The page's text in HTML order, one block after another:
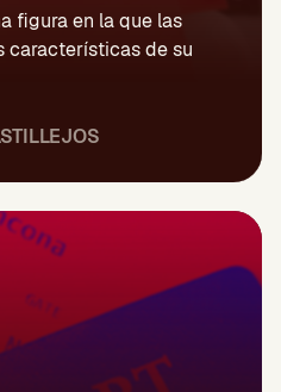
figura en la que las
características de su